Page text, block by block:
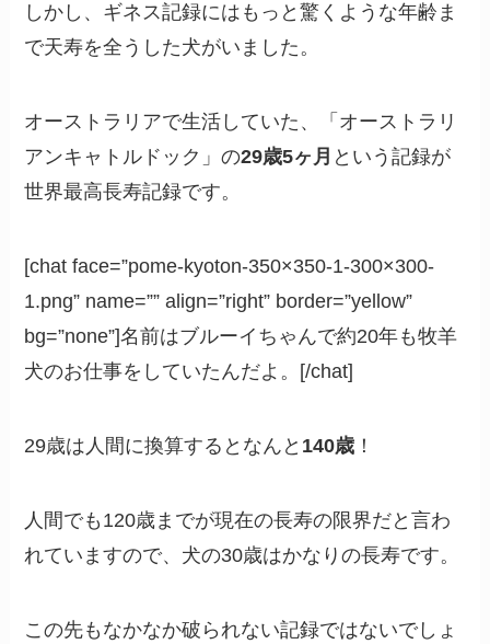
しかし、ギネス記録にはもっと驚くような年齢ま
で天寿を全うした犬がいました。
オーストラリアで生活していた、「オーストラリ
アンキャトルドック」の29歳5ヶ月 という記録が
世界最高長寿記録です。
[chat face=”pome-kyoton-350×350-1-300×300-
1.png” name=”” align=”right” border=”yellow”
bg=”none”]名前はブルーイちゃんで約20年も牧羊
犬のお仕事をしていたんだよ。[/chat]
29歳は人間に換算するとなんと 140歳 ！
人間でも120歳までが現在の長寿の限界だと言わ
れていますので、犬の30歳はかなりの長寿です。
この先もなかなか破られない記録ではないでしょ